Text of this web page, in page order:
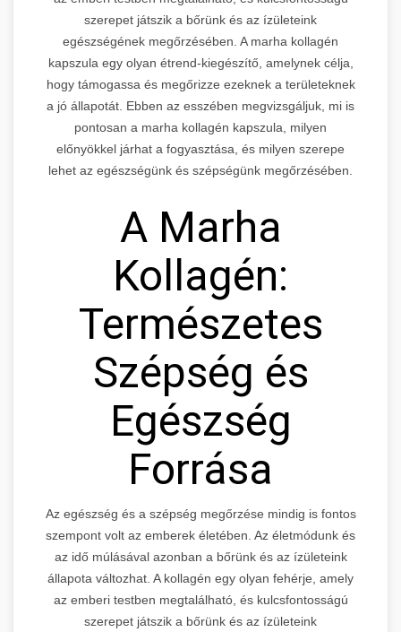
szerepet játszik a bőrünk és az ízületeink
egészségének megőrzésében. A marha kollagén
kapszula egy olyan étrend-kiegészítő, amelynek célja,
hogy támogassa és megőrizze ezeknek a területeknek
a jó állapotát. Ebben az esszében megvizsgáljuk, mi is
pontosan a marha kollagén kapszula, milyen
előnyökkel járhat a fogyasztása, és milyen szerepe
lehet az egészségünk és szépségünk megőrzésében.
A Marha
Kollagén:
Természetes
Szépség és
Egészség
Forrása
Az egészség és a szépség megőrzése mindig is fontos
szempont volt az emberek életében. Az életmódunk és
az idő múlásával azonban a bőrünk és az ízületeink
állapota változhat. A kollagén egy olyan fehérje, amely
az emberi testben megtalálható, és kulcsfontosságú
szerepet játszik a bőrünk és az ízületeink